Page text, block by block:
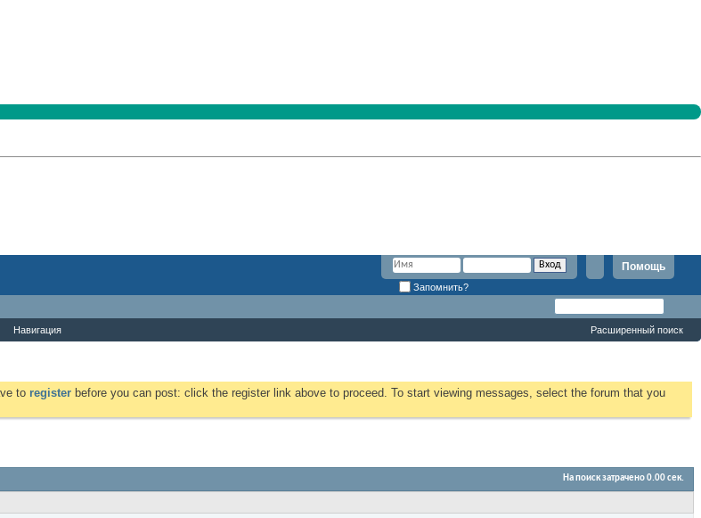
Помощь
Запомнить?
Навигация Расширенный поиск
to register before you can post: click the register link above to proceed. To start viewing messages, select the forum that you
На поиск затрачено0.00сек.